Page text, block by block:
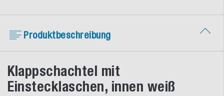
Produktbeschreibung
Klappschachtel mit
Einstecklaschen, innen weiß